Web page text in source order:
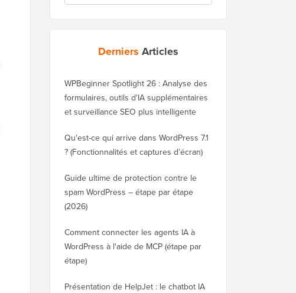
Derniers Articles
WPBeginner Spotlight 26 : Analyse des
formulaires, outils d'IA supplémentaires
et surveillance SEO plus intelligente
Qu'est-ce qui arrive dans WordPress 7.1
? (Fonctionnalités et captures d’écran)
Guide ultime de protection contre le
spam WordPress – étape par étape
(2026)
Comment connecter les agents IA à
WordPress à l'aide de MCP (étape par
étape)
Présentation de HelpJet : le chatbot IA